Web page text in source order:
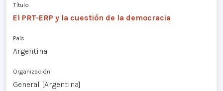
Título
El PRT-ERP y la cuestión de la democracia
País
Argentina
Organización
General [Argentina]